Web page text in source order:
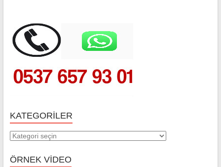
KATEGORILER
Kategoriler
ÖRNEK VİDEO